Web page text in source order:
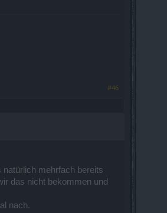
#46
mehrfach bereits
das nicht bekommen und
nach.